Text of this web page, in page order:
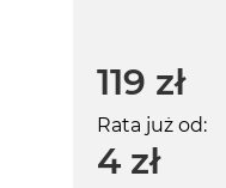
119 zł
Rata już od:
4 zł